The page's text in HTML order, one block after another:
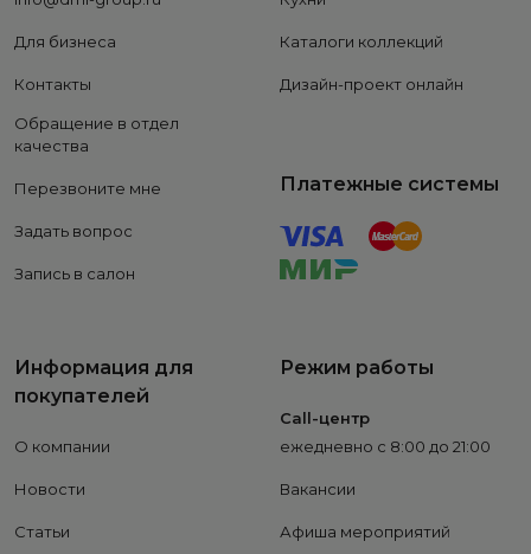
Для бизнеса
Контакты
Обращение в отдел
качества
Перезвоните мне
Задать вопрос
Запись в салон
Каталоги коллекций
Дизайн-проект онлайн
Платежные системы
Информация для
покупателей
О компании
Новости
Статьи
Режим работы
Call-центр
ежедневно с 8:00 до 21:00
Вакансии
Афиша мероприятий